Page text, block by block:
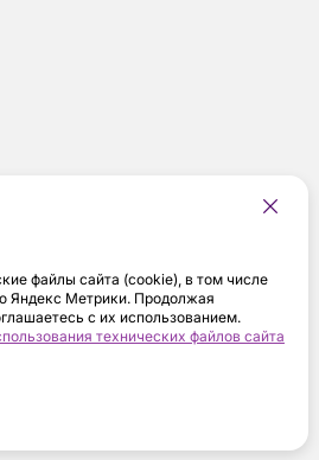
файлы сайта (cookie), в том числе
Яндекс Метрики. Продолжая
с их использованием.
технических файлов сайта